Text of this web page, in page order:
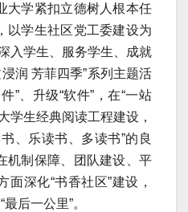
大学紧扣立德树人根本任
以学生社区党工委建设为
入学生、服务学生、成就
润 芳菲四季”系列主题活
”、升级“软件”，在“一站
学生经典阅读工程建设，
、乐读书、多读书”的良
机制保障、团队建设、平
深化“书香社区”建设，
后一公里”。